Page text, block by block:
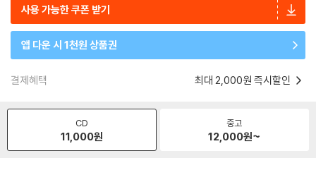
사용 가능한 쿠폰 받기
앱 다운 시 1천원 상품권
결제혜택 최대 2,000원 즉시할인
CD
11,000원
중고
12,000원~